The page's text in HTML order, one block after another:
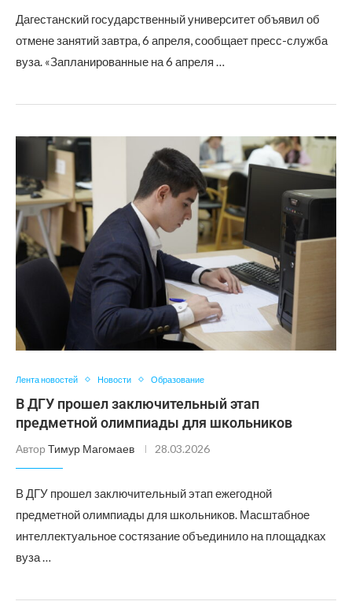
Дагестанский государственный университет объявил об
отмене занятий завтра, 6 апреля, сообщает пресс-служба
вуза. «Запланированные на 6 апреля …
Лента новостей Новости Образование
В ДГУ прошел заключительный этап
предметной олимпиады для школьников
Автор Тимур Магомаев 28.03.2026
В ДГУ прошел заключительный этап ежегодной
предметной олимпиады для школьников. Масштабное
интеллектуальное состязание объединило на площадках
вуза …